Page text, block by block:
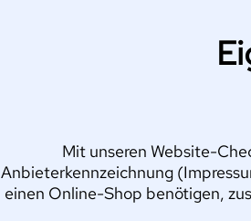
Mit unseren Website-
Anbieterkennzeichnung
einen Online-Shop benötigen,